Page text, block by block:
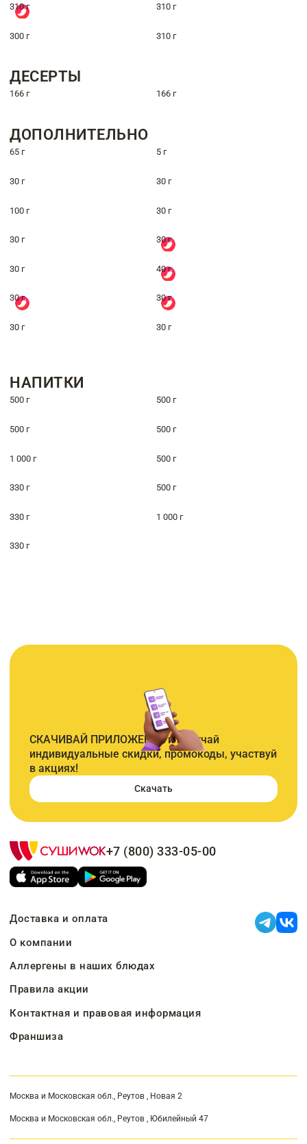
310 г 310 г
300 г 310 г
ДЕСЕРТЫ
166 г 166 г
ДОПОЛНИТЕЛЬНО
65 г 5 г
30 г 30 г
100 г 30 г
30 г 30 г
30 г 40 г
30 г 30 г
30 г 30 г
НАПИТКИ
500 г 500 г
500 г 500 г
1 000 г 500 г
330 г 500 г
330 г 1 000 г
330 г
СКАЧИВАЙ ПРИЛОЖЕНИЕ и получай
индивидуальные скидки, промокоды, участвуй
в акциях!
Скачать
+7 (800) 333-05-00
Доставка и оплата
О компании
Аллергены в наших блюдах
Правила акции
Контактная и правовая информация
Франшиза
Москва и Московская обл., Реутов , Новая 2
Москва и Московская обл., Реутов , Юбилейный 47